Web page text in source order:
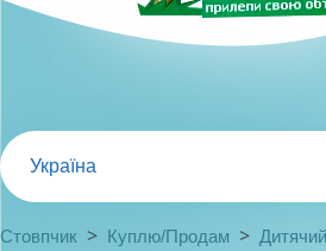
Україна
Стовпчик > Куплю/Продам >